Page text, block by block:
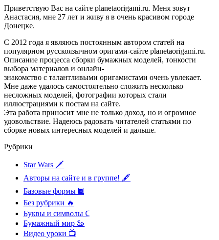
Приветствую Вас на сайте planetaorigami.ru. Меня зовут
Анастасия, мне 27 лет и живу я в очень красивом городе
Донецке.
С 2012 года я являюсь постоянным автором статей на
популярном русскоязычном оригами-сайте planetaorigami.ru.
Описание процесса сборки бумажных моделей, тонкости
выбора материалов и онлайн-
знакомство с талантливыми оригамистами очень увлекает.
Мне даже удалось самостоятельно сложить несколько
несложных моделей, фотографии которых стали
иллюстрациями к постам на сайте.
Эта работа приносит мне не только доход, но и огромное
удовольствие. Надеюсь радовать читателей статьями по
сборке новых интересных моделей и дальше.
Рубрики
Star Wars 🗡
Авторы на сайте и в группе! 🖋
Базовые формы 🞖
Без рубрики 🔥
Буквы и символы 𖼐
Бумажный мир 🦢
Видео уроки 📺